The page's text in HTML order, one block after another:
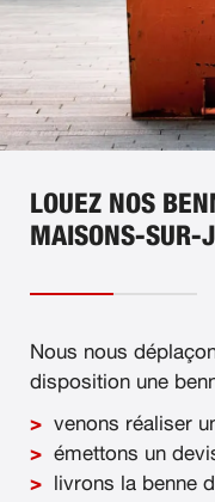
LOUEZ NOS
MAISONS-SUR-
Nous nous
disposition une
venons réaliser
émettons un
livrons la benne